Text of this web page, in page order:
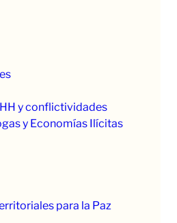
y conflictividades
y Economías Ilícitas
para la Paz